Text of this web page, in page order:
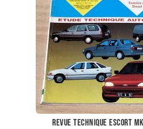
revue technique escort